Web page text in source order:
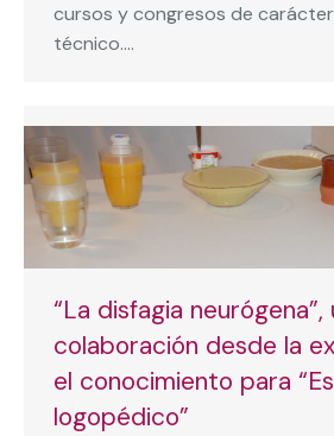
cursos y congresos de
técnico.…
“La disfagia neurógena”,
colaboración desde la
el conocimiento para
logopédico”